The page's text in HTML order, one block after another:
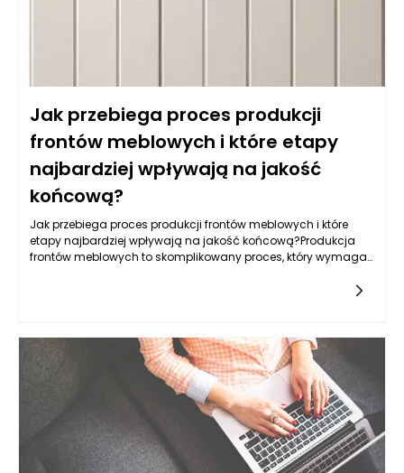
Jak przebiega proces produkcji
frontów meblowych i które etapy
najbardziej wpływają na jakość
końcową?
Jak przebiega proces produkcji frontów meblowych i które
etapy najbardziej wpływają na jakość końcową?Produkcja
frontów meblowych to skomplikowany proces, który wymaga